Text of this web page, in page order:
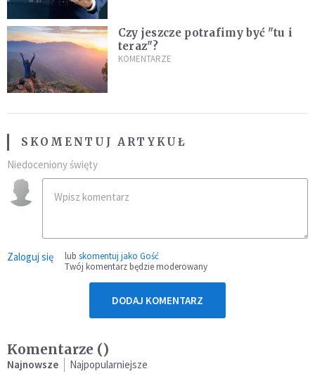
Czy jeszcze potrafimy być "tu i
teraz"?
KOMENTARZE
SKOMENTUJ ARTYKUŁ
Niedoceniony święty
Zaloguj się lub skomentuj jako Gość
Twój komentarz będzie moderowany
DODAJ KOMENTARZ
Komentarze ()
Najnowsze Najpopularniejsze